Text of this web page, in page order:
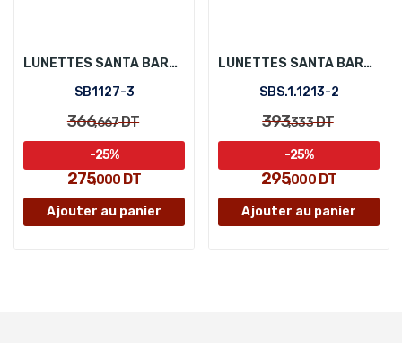
LUNETTES SANTA BARBARA POLO SB1127-3
SB1127-3
366,667DT
275,000 DT
-25%
Ajouter au panier
LUNETTES SANTA BARBARA POLO SBS.1.1213-2
SBS.1.1213-2
393,333DT
295,000DT
-25%
Ajouter au panier